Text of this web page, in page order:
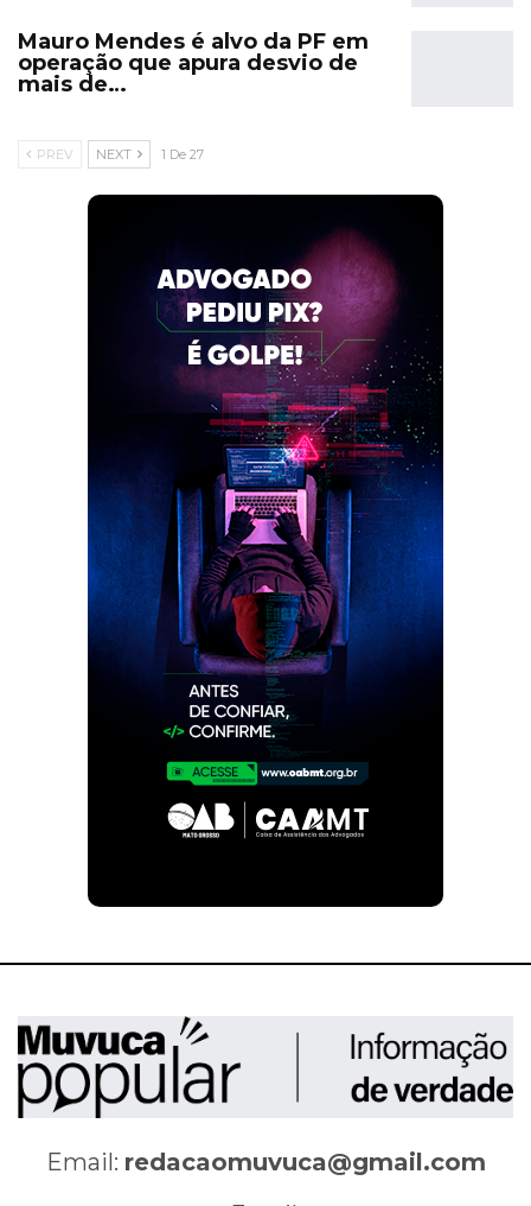
Mauro Mendes é alvo da PF em
operação que apura desvio de
mais de…
PREV NEXT 1 De 27
Email: redacaomuvuca@gmail.com